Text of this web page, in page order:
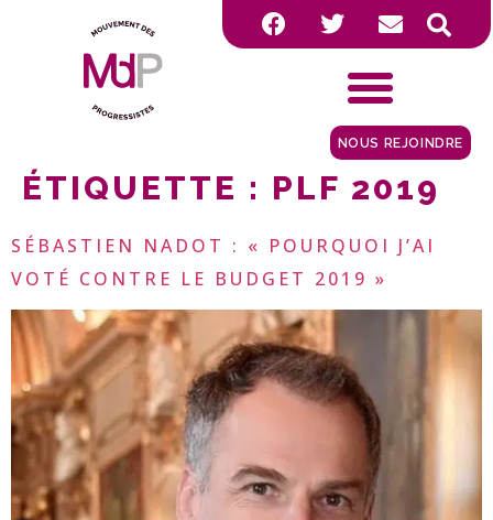
NOUS REJOINDRE
ÉTIQUETTE : PLF 2019
SÉBASTIEN NADOT : « POURQUOI J’AI
VOTÉ CONTRE LE BUDGET 2019 »